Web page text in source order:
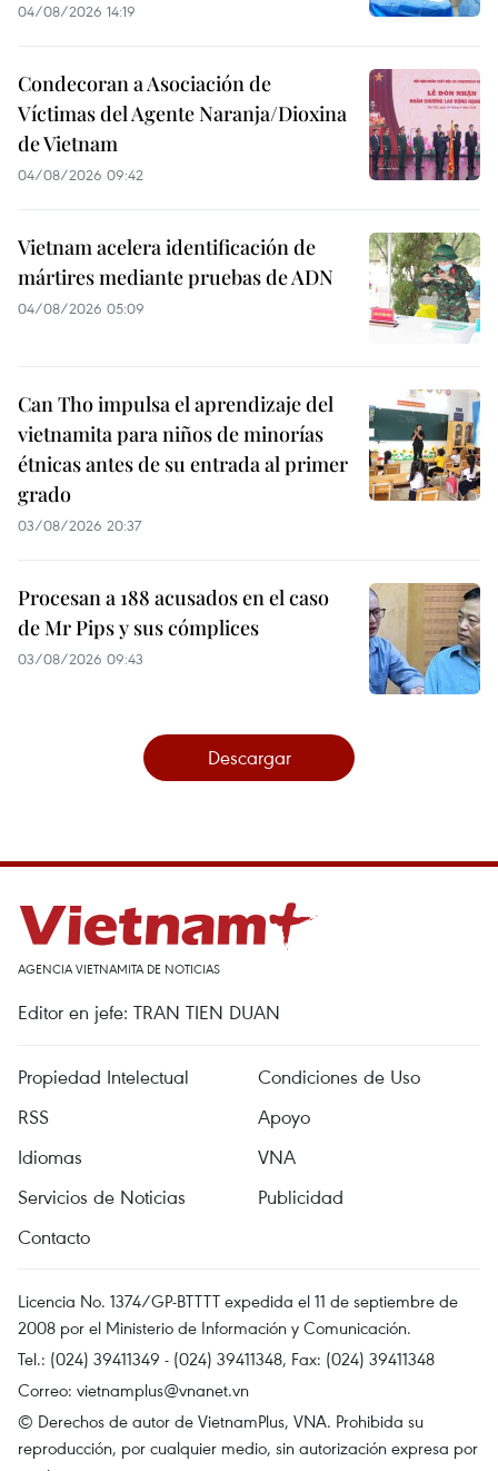
04/08/2026 14:19
Condecoran a Asociación de
Víctimas del Agente Naranja/Dioxina
de Vietnam
04/08/2026 09:42
Vietnam acelera identificación de
mártires mediante pruebas de ADN
04/08/2026 05:09
Can Tho impulsa el aprendizaje del
vietnamita para niños de minorías
étnicas antes de su entrada al primer
grado
03/08/2026 20:37
Procesan a 188 acusados en el caso
de Mr Pips y sus cómplices
03/08/2026 09:43
Descargar
AGENCIA VIETNAMITA DE NOTICIAS
Editor en jefe: TRAN TIEN DUAN
Propiedad Intelectual
Condiciones de Uso
RSS
Apoyo
Idiomas
VNA
Servicios de Noticias
Publicidad
Contacto
Licencia No. 1374/GP-BTTTT expedida el 11 de septiembre de
2008 por el Ministerio de Información y Comunicación.
Tel.: (024) 39411349 - (024) 39411348, Fax: (024) 39411348
Correo: vietnamplus@vnanet.vn
© Derechos de autor de VietnamPlus, VNA. Prohibida su
reproducción, por cualquier medio, sin autorización expresa por